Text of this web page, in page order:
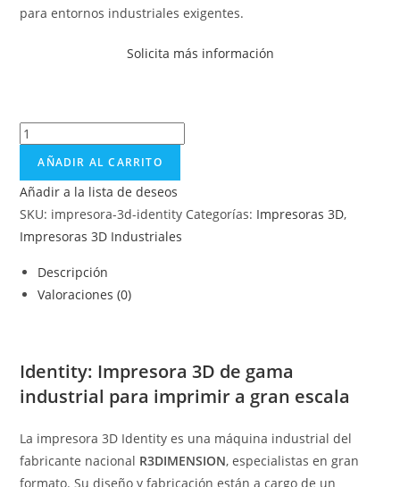
para entornos industriales exigentes.
Solicita más información
AÑADIR AL CARRITO
Añadir a la lista de deseos
SKU: impresora-3d-identity Categorías: Impresoras 3D,
Impresoras 3D Industriales
Descripción
Valoraciones (0)
Identity: Impresora 3D de gama
industrial para imprimir a gran escala
La impresora 3D Identity es una máquina industrial del
fabricante nacional R3DIMENSION, especialistas en gran
formato. Su diseño y fabricación están a cargo de un